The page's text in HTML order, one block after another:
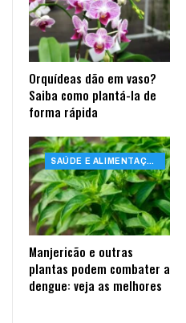
Orquídeas dão em vaso?
Saiba como plantá-la de
forma rápida
SAÚDE E ALIMENTAÇÃO
Manjericão e outras
plantas podem combater a
dengue: veja as melhores